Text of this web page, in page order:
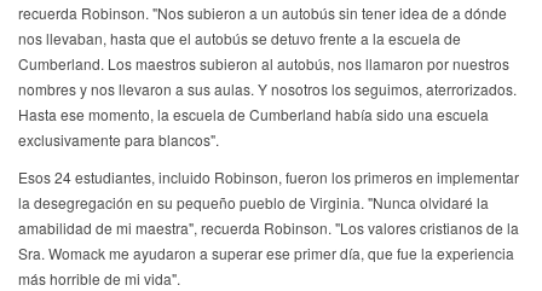
recuerda Robinson. "Nos subieron a un autobús sin tener idea de a dónde
nos llevaban, hasta que el autobús se detuvo frente a la escuela de
Cumberland. Los maestros subieron al autobús, nos llamaron por nuestros
nombres y nos llevaron a sus aulas. Y nosotros los seguimos, aterrorizados.
Hasta ese momento, la escuela de Cumberland había sido una escuela
exclusivamente para blancos".
Esos 24 estudiantes, incluido Robinson, fueron los primeros en implementar
la desegregación en su pequeño pueblo de Virginia. "Nunca olvidaré la
amabilidad de mi maestra", recuerda Robinson. "Los valores cristianos de la
Sra. Womack me ayudaron a superar ese primer día, que fue la experiencia
más horrible de mi vida".